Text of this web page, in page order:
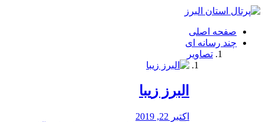
فصد
شرق
تهران
خشکشویی
صفحه اصلی
چند رسانه ای
تصاویر
البرز زیبا
اکتبر 22, 2019